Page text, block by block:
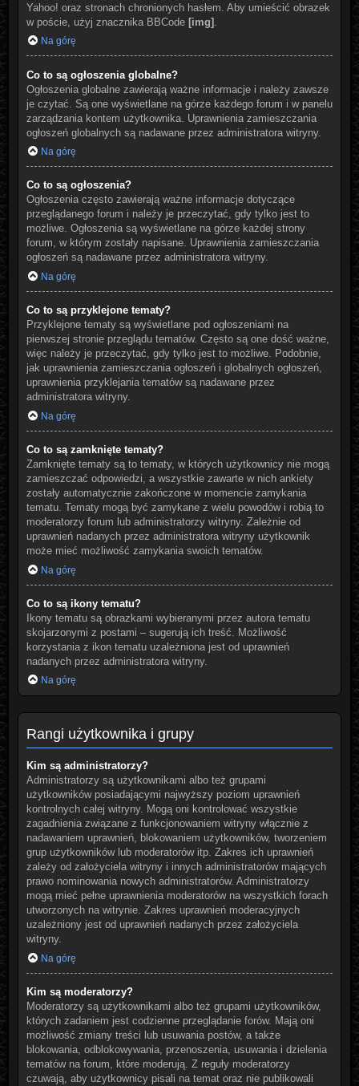
Yahoo! oraz stronach chronionych hasłem. Aby umieścić obrazek
w poście, użyj znacznika BBCode [img]
Na górę
Co to są ogłoszenia globalne?
Ogłoszenia globalne zawierają ważne informacje i należy zawsze
je czytać. Są one wyświetlane na górze każdego forum i w panelu
zarządzania kontem użytkownika. Uprawnienia zamieszczania
ogłoszeń globalnych są nadawane przez administratora witryny.
Na górę
Co to są ogłoszenia?
Ogłoszenia często zawierają ważne informacje dotyczące
przeglądanego forum i należy je przeczytać, gdy tylko jest to
możliwe. Ogłoszenia są wyświetlane na górze każdej strony
forum, w którym zostały napisane. Uprawnienia zamieszczania
ogłoszeń są nadawane przez administratora witryny.
Na górę
Co to są przyklejone tematy?
Przyklejone tematy są wyświetlane pod ogłoszeniami na
pierwszej stronie przeglądu tematów. Często są one dość ważne,
więc należy je przeczytać, gdy tylko jest to możliwe. Podobnie,
jak uprawnienia zamieszczania ogłoszeń i globalnych ogłoszeń,
uprawnienia przyklejania tematów są nadawane przez
administratora witryny.
Na górę
Co to są zamknięte tematy?
Zamknięte tematy są to tematy, w których użytkownicy nie mogą
zamieszczać odpowiedzi, a wszystkie zawarte w nich ankiety
zostały automatycznie zakończone w momencie zamykania
tematu. Tematy mogą być zamykane z wielu powodów i robią to
moderatorzy forum lub administratorzy witryny. Zależnie od
uprawnień nadanych przez administratora witryny użytkownik
może mieć możliwość zamykania swoich tematów.
Na górę
Co to są ikony tematu?
Ikony tematu są obrazkami wybieranymi przez autora tematu
skojarzonymi z postami – sugerują ich treść. Możliwość
korzystania z ikon tematu uzależniona jest od uprawnień
nadanych przez administratora witryny.
Na górę
Rangi użytkownika i grupy
Kim są administratorzy?
Administratorzy są użytkownikami albo też grupami
użytkowników posiadającymi najwyższy poziom uprawnień
kontrolnych całej witryny. Mogą oni kontrolować wszystkie
zagadnienia związane z funkcjonowaniem witryny włącznie z
nadawaniem uprawnień, blokowaniem użytkowników, tworzeniem
grup użytkowników lub moderatorów itp. Zakres ich uprawnień
zależy od założyciela witryny i innych administratorów mających
prawo nominowania nowych administratorów. Administratorzy
mogą mieć pełne uprawnienia moderatorów na wszystkich forach
utworzonych na witrynie. Zakres uprawnień moderacyjnych
uzależniony jest od uprawnień nadanych przez założyciela
witryny.
Na górę
Kim są moderatorzy?
Moderatorzy są użytkownikami albo też grupami użytkowników,
których zadaniem jest codzienne przeglądanie forów. Mają oni
możliwość zmiany treści lub usuwania postów, a także
blokowania, odblokowywania, przenoszenia, usuwania i dzielenia
tematów na forum, które moderują. Z reguły moderatorzy
czuwają, aby użytkownicy pisali na temat oraz nie publikowali